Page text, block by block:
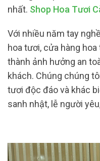
nhất. Shop Hoa Tươi
Với nhiều năm tay
hoa tươi, cửa hàng
thành ảnh hưởng an
khách. Chúng chúng
tươi độc đáo và khác
sanh nhật, lễ người